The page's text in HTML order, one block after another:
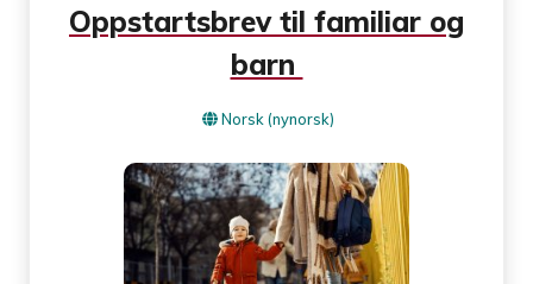
Oppstartsbrev til familiar og
barn
Norsk (nynorsk)